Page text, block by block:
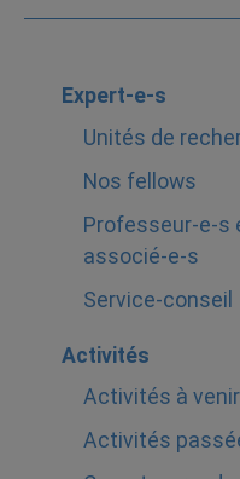
Expert-e-s
Unités de
Nos fellows
Professeur-e-s
associé-e-s
Service-conseil
Activités
Activités à venir
Activités